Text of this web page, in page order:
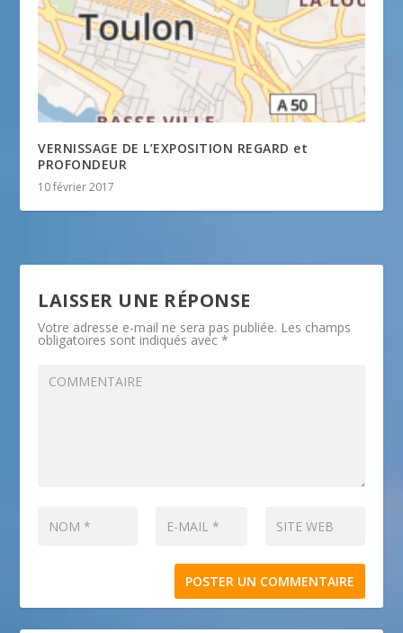
VERNISSAGE DE L’EXPOSITION REGARD et
PROFONDEUR
10 février 2017
LAISSER UNE RÉPONSE
Votre adresse e-mail ne sera pas publiée. Les champs
obligatoires sont indiqués avec*